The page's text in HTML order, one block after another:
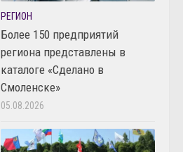
РЕГИОН
Более 150 предприятий
региона представлены в
каталоге «Сделано в
Смоленске»
05.08.2026